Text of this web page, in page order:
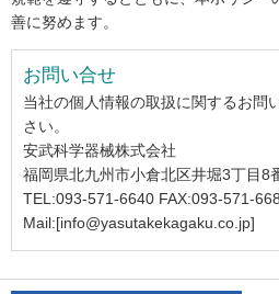
善に努めます。
お問い合せ
当社の個人情報の取扱に関するお問
さい。
安武科学器械株式会社
福岡県北九州市小倉北区井堀3丁目8
TEL:093-571-6640 FAX:093-571-
Mail:[info@yasutakekagaku.co.jp]